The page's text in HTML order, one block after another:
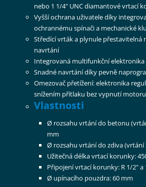
nebo 1 1/4" UNC diamantové vrtací
Vyšší ochrana uživatele díky
ochrannému spínači a mechanické
Středící vrták a plynule
navrtání
Integrovaná multifunkční elektronika
Snadné navrtání díky pevně
Omezovač přetížení: elektronika
snížením přítlaku bez vypnutí motoru
Vlastnosti
Ø rozsahu vrtání do betonu
mm
Ø rozsahu vrtání do zdiva (vrtání
Užitečná délka vrtací korunky:
Připojení vrtací korunky: R 1/2" a
Ø upínacího pouzdra: 60 mm